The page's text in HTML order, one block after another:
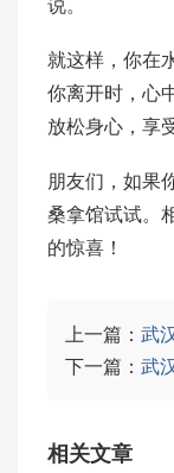
说。
就这样，你在
你离开时，心
放松身心，享
朋友们，如果
桑拿馆试试。
的惊喜！
上一篇： 武
下一篇： 武
相关文章